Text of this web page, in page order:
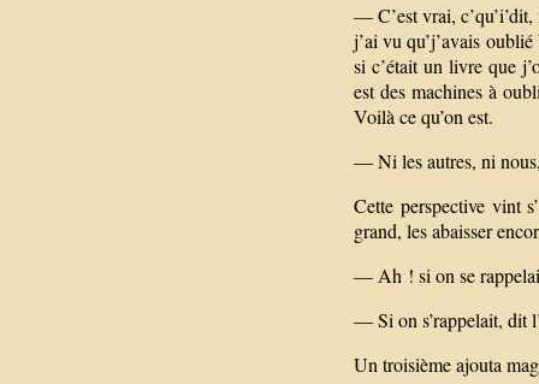
— C’est vrai,
j’ai vu qu’j’avais
si c’était un livre que
est des machines à
Voilà ce qu’on est.
— Ni les autres, ni
Cette perspective vint
grand, les abaisser
— Ah ! si on se
— Si on s’rappelait, dit
Un troisième ajouta